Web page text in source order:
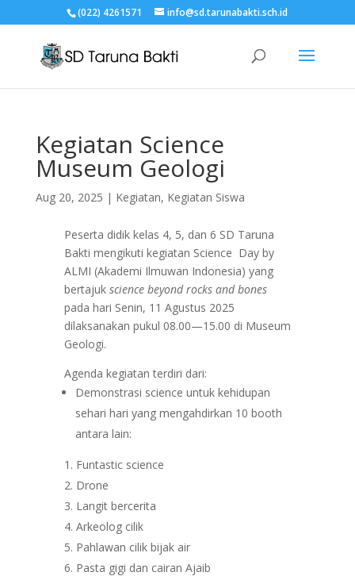
(022) 4261571 info@sd.tarunabakti.sch.id
Kegiatan Science
Museum Geologi
Aug 20, 2025 | Kegiatan, Kegiatan Siswa
Peserta didik kelas 4, 5, dan 6 SD Taruna
Bakti mengikuti kegiatan Science Day by
ALMI (Akademi Ilmuwan Indonesia) yang
bertajuk science beyond rocks and bones
pada hari Senin, 11 Agustus 2025
dilaksanakan pukul 08.00—15.00 di Museum
Geologi.
Agenda kegiatan terdiri dari:
Demonstrasi science untuk kehidupan
sehari hari yang mengahdirkan 10 booth
antara lain:
Funtastic science
Drone
Langit bercerita
Arkeolog cilik
Pahlawan cilik bijak air
Pasta gigi dan cairan Ajaib